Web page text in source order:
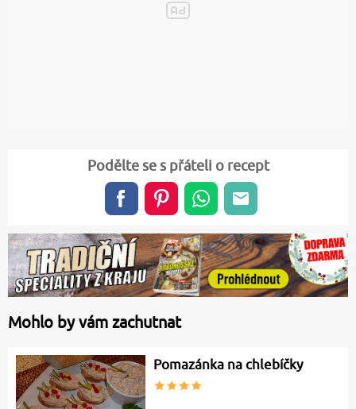
Podělte se s přáteli o recept
Mohlo by vám zachutnat
Pomazánka na chlebíčky